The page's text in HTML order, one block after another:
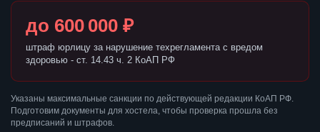
до 600 000 ₽
штраф юрлицу за нарушение техрегламента с вредом
здоровью - ст. 14.43 ч. 2 КоАП РФ
Указаны максимальные санкции по действующей редакции КоАП РФ.
Подготовим документы для хостела, чтобы проверка прошла без
предписаний и штрафов.